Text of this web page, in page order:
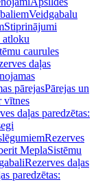
Veidgabalu
Stiprinājumi
caurules
daļas
pārejasPārejas un
vītnes
daļas paredzētas:
Rezerves
MeplaSistēmu
Rezerves daļas
paredzētas: